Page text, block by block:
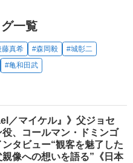
一覧
藤真希 #森岡毅
#城彰二
#亀和田武
／マイケル』》父ジョセ
、コールマン・ドミンゴ
タビュー“観客を魅了した
像への想いを語る”《日本